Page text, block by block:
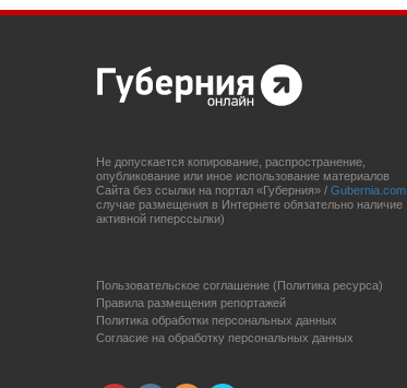
Не допускается копирование, распространение,
опубликование или иное использование материалов
Сайта без ссылки на портал «Губерния» / Gubernia.com
случае размещения в Интернете обязательно наличие
активной гиперссылки)
Пользовательское соглашение (Политика ресурса)
Правила размещения репортажей
Политика обработки персональных данных
Согласие на обработку персональных данных